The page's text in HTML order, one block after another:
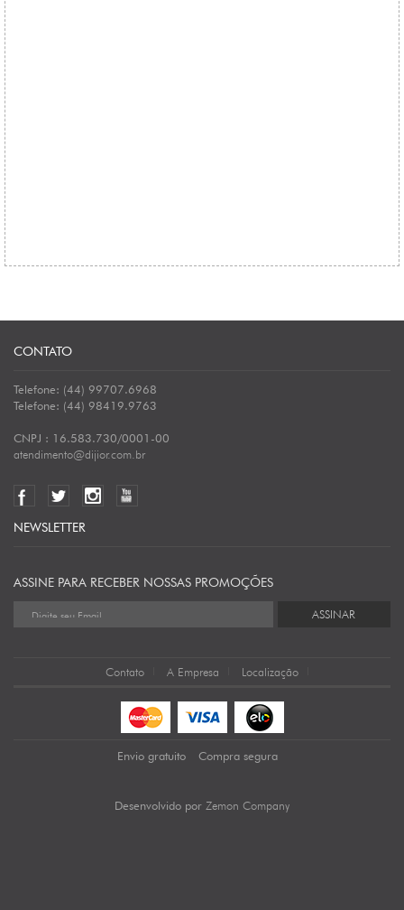
CONTATO
Telefone: (44) 99707.6968
Telefone: (44) 98419.9763
CNPJ : 16.583.730/0001-00
atendimento@dijior.com.br
NEWSLETTER
ASSINE PARA RECEBER NOSSAS PROMOÇÕES
ASSINAR
Contato A Empresa Localização
Envio gratuito Compra segura
Desenvolvido por Zemon Company